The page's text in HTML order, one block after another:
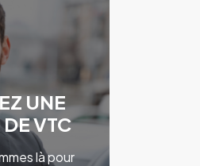
UNE
VTC
là pour